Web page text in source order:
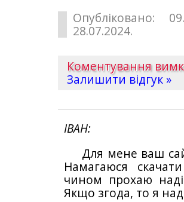
Опубліковано:
28.07.2024.
Коментування
Залишити відгук »
ІВАН
Для мене ваш
Намагаюся
чином прохаю
Якщо згода, то я